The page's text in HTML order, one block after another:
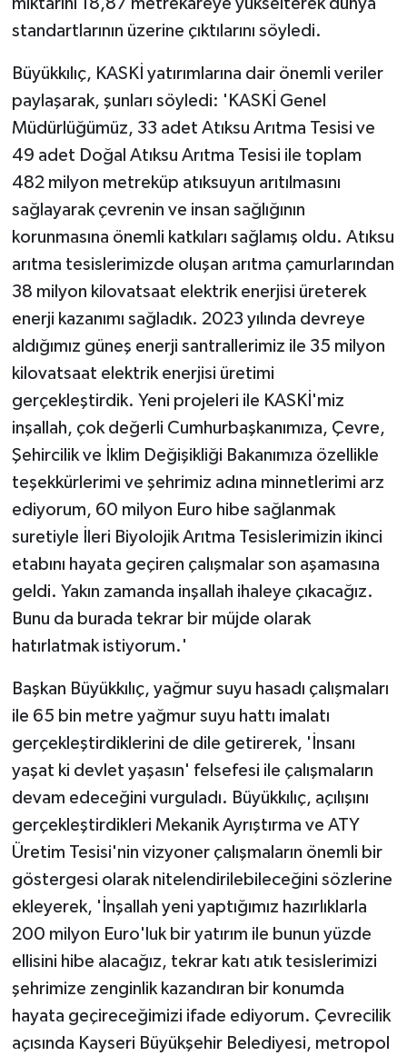
standartlarının üzerine çıktılarını söyledi.
Büyükkılıç, KASKİ yatırımlarına dair önemli veriler
paylaşarak, şunları söyledi: 'KASKİ Genel
Müdürlüğümüz, 33 adet Atıksu Arıtma Tesisi ve
49 adet Doğal Atıksu Arıtma Tesisi ile toplam
482 milyon metreküp atıksuyun arıtılmasını
sağlayarak çevrenin ve insan sağlığının
korunmasına önemli katkıları sağlamış oldu. Atıksu
arıtma tesislerimizde oluşan arıtma çamurlarından
38 milyon kilovatsaat elektrik enerjisi üreterek
enerji kazanımı sağladık. 2023 yılında devreye
aldığımız güneş enerji santrallerimiz ile 35 milyon
kilovatsaat elektrik enerjisi üretimi
gerçekleştirdik. Yeni projeleri ile KASKİ'miz
inşallah, çok değerli Cumhurbaşkanımıza, Çevre,
Şehircilik ve İklim Değişikliği Bakanımıza özellikle
teşekkürlerimi ve şehrimiz adına minnetlerimi arz
ediyorum, 60 milyon Euro hibe sağlanmak
suretiyle İleri Biyolojik Arıtma Tesislerimizin ikinci
etabını hayata geçiren çalışmalar son aşamasına
geldi. Yakın zamanda inşallah ihaleye çıkacağız.
Bunu da burada tekrar bir müjde olarak
hatırlatmak istiyorum.'
Başkan Büyükkılıç, yağmur suyu hasadı çalışmaları
ile 65 bin metre yağmur suyu hattı imalatı
gerçekleştirdiklerini de dile getirerek, 'İnsanı
yaşat ki devlet yaşasın' felsefesi ile çalışmaların
devam edeceğini vurguladı. Büyükkılıç, açılışını
gerçekleştirdikleri Mekanik Ayrıştırma ve ATY
Üretim Tesisi'nin vizyoner çalışmaların önemli bir
göstergesi olarak nitelendirilebileceğini sözlerine
ekleyerek, 'İnşallah yeni yaptığımız hazırlıklarla
200 milyon Euro'luk bir yatırım ile bunun yüzde
ellisini hibe alacağız, tekrar katı atık tesislerimizi
şehrimize zenginlik kazandıran bir konumda
hayata geçireceğimizi ifade ediyorum. Çevrecilik
açısında Kayseri Büyükşehir Belediyesi, metropol